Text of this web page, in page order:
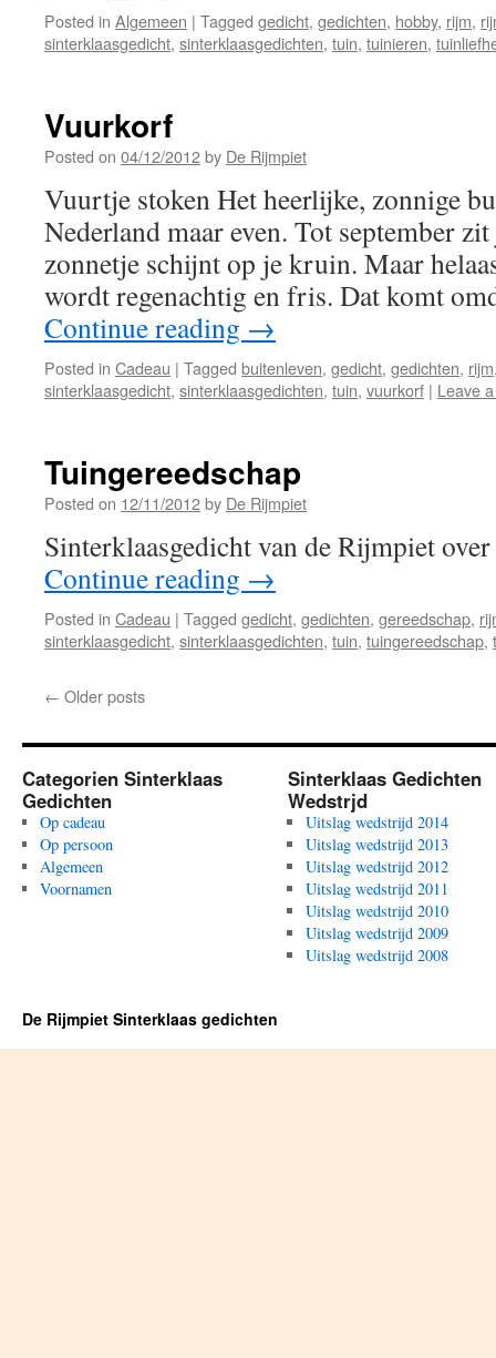
Posted in Algemeen | Tagged gedicht, gedichten, hobby, rijm,
sinterklaasgedicht, sinterklaasgedichten, tuin, tuinieren,
Vuurkorf
Posted on 04/12/2012by De Rijmpiet
Vuurtje stoken Het heerlijke, zonnige
Nederland maar even. Tot september
zonnetje schijnt op je kruin. Maar
wordt regenachtig en fris. Dat komt
Continue reading →
Posted in Cadeau | Tagged buitenleven, gedicht, gedichten, rijm
sinterklaasgedicht, sinterklaasgedichten, tuin, vuurkorf | Leave
Tuingereedschap
Posted on 12/11/2012by De Rijmpiet
Sinterklaasgedicht van de Rijmpiet
Continue reading →
Posted in Cadeau | Tagged gedicht, gedichten, gereedschap,
sinterklaasgedicht, sinterklaasgedichten, tuin, tuingereedschap,
← Older posts
Categorien Sinterklaas
Gedichten
Op cadeau
Op persoon
Algemeen
Voornamen
Sinterklaas Gedichten
Wedstrjd
Uitslag wedstrijd 2014
Uitslag wedstrijd 2013
Uitslag wedstrijd 2012
Uitslag wedstrijd 2011
Uitslag wedstrijd 2010
Uitslag wedstrijd 2009
Uitslag wedstrijd 2008
De Rijmpiet Sinterklaas gedichten